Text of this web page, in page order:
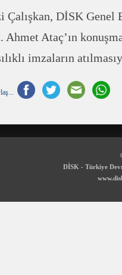
Çalışkan, DİSK Genel
Ahmet Ataç’ın
imzaların
DİSK - Türkiye